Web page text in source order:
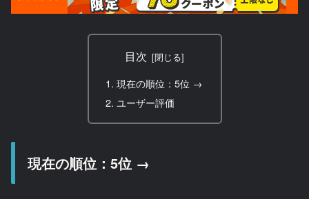
目次
現在の順位：5位 →
ユーザー評価
現在の順位：5位 →